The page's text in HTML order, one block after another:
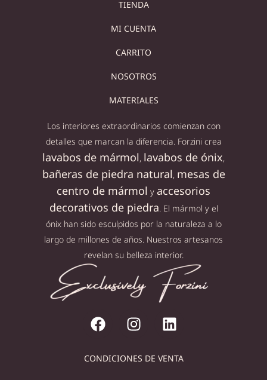
TIENDA
MI CUENTA
CARRITO
NOSOTROS
MATERIALES
Los interiores extraordinarios comienzan con
detalles que marcan la diferencia. Forzini crea
lavabos de mármol, lavabos de ónix,
bañeras de piedra natural, mesas de
centro de mármol y accesorios
decorativos de piedra. El mármol y el
ónix han sido esculpidos por la naturaleza a lo
largo de millones de años. Nuestros artesanos
revelan su belleza interior.
CONDICIONES DE VENTA